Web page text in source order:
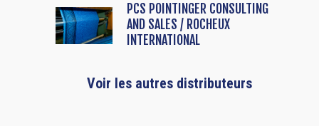
PCS POINTINGER CONSULTING
AND SALES / ROCHEUX
INTERNATIONAL
Voir les autres distributeurs